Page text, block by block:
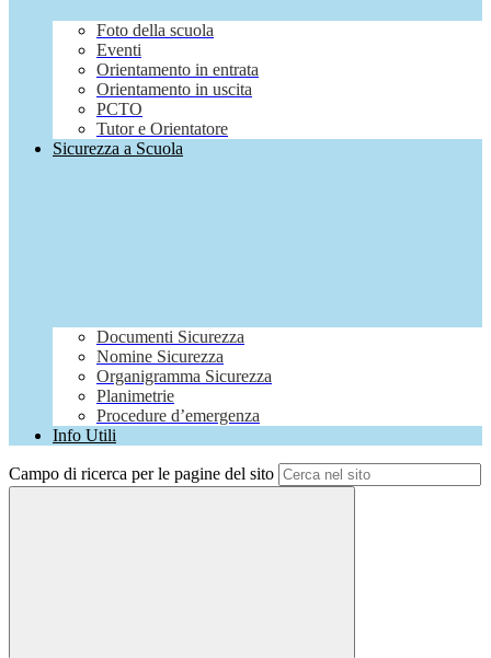
Foto della scuola
Eventi
Orientamento in entrata
Orientamento in uscita
PCTO
Tutor e Orientatore
Sicurezza a Scuola
Documenti Sicurezza
Nomine Sicurezza
Organigramma Sicurezza
Planimetrie
Procedure d’emergenza
Info Utili
Campo di ricerca per le pagine del sito